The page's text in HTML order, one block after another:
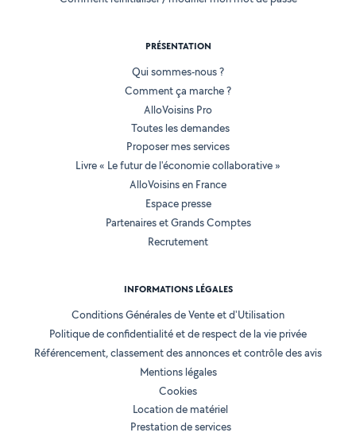
PRÉSENTATION
Qui sommes-nous ?
Comment ça marche ?
AlloVoisins Pro
Toutes les demandes
Proposer mes services
Livre « Le futur de l'économie collaborative »
AlloVoisins en France
Espace presse
Partenaires et Grands Comptes
Recrutement
INFORMATIONS LÉGALES
Conditions Générales de Vente et d'Utilisation
Politique de confidentialité et de respect de la vie privée
Référencement, classement des annonces et contrôle des avis
Mentions légales
Cookies
Location de matériel
Prestation de services